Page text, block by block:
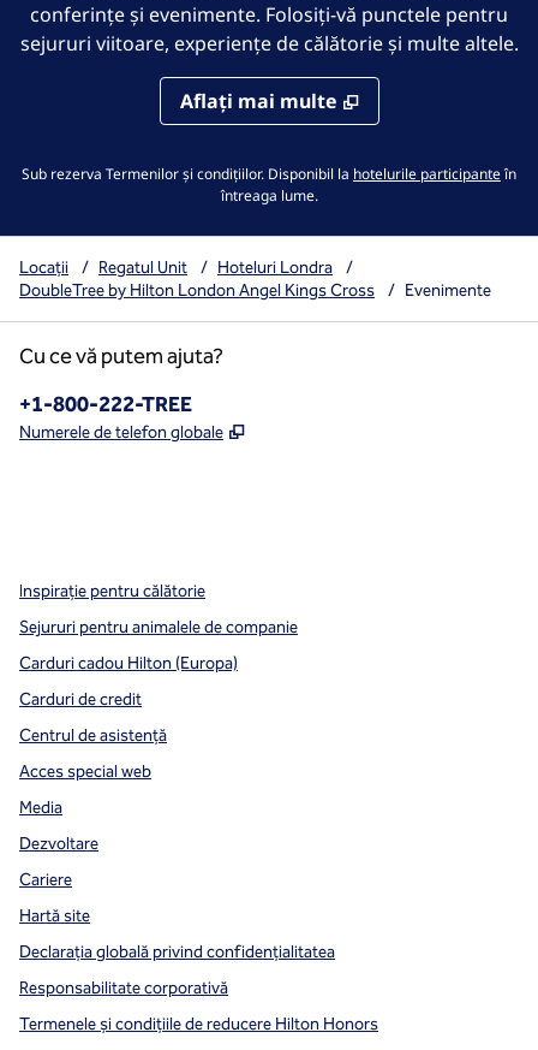
conferințe și evenimente. Folosiți-vă punctele pentru
sejururi viitoare, experiențe de călătorie și multe altele.
Aflaţi mai multe
Sub rezerva Termenilor și condițiilor. Disponibil la hotelurile participante,în
întreaga lume.
Locații / Regatul Unit / Hoteluri Londra
/
DoubleTree by Hilton London Angel Kings Cross
/ Evenimente
Cu ce vă putem ajuta?
Telefon:
+1-800-222-TREE
Numerele de telefon globale ,
Inspirație pentru călătorie
Sejururi pentru animalele de companie
Carduri cadou Hilton (Europa)
Carduri de credit
Centrul de asistență
Acces special web
Media
Dezvoltare
Cariere
Hartă site
Declarația globală privind confidenţialitatea
Responsabilitate corporativă
Termenele și condițiile de reducere Hilton Honors